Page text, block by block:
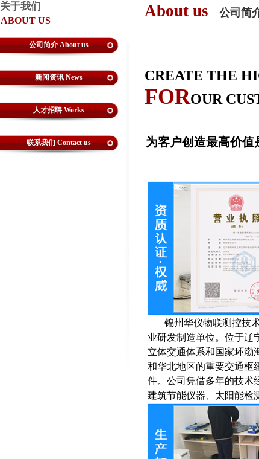
关于我们
ABOUT US
公司简介 About us
新闻资讯 News
人才招聘 Works
联系我们 Contact us
About us 公司简
CREATE THE
FOROUR
为客户创造最高价值
锦州华仪物联测控技术
业研发制造单位。位于辽
立体交通体系和国家环渤
和华北地区的重要交通枢
件。公司凭借多年的技术
建筑节能仪器、太阳能检